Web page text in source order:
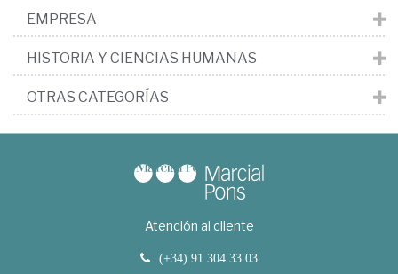
EMPRESA
HISTORIA Y CIENCIAS HUMANAS
OTRAS CATEGORÍAS
Atención al cliente
(+34) 91 304 33 03